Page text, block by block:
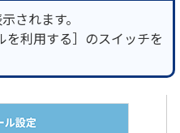
されます。
を利用する］のスイッチを